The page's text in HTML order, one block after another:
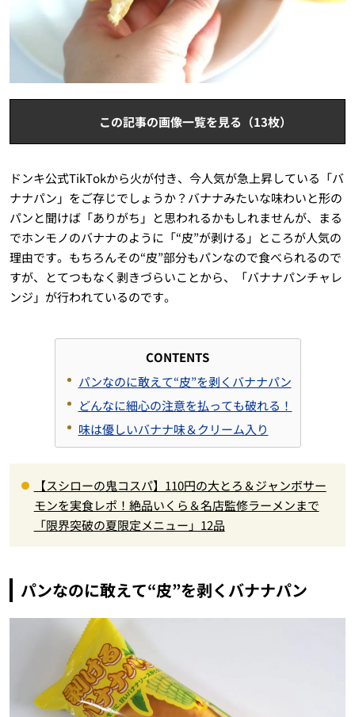
この記事の画像一覧を見る（13枚）
ドンキ公式TikTokから火が付き、今人気が急上昇している「バ
ナナパン」をご存じでしょうか？バナナみたいな味わいと形の
パンと聞けば「ありがち」と思われるかもしれませんが、まる
でホンモノのバナナのように「“皮”が剥ける」ところが人気の
理由です。もちろんその“皮”部分もパンなので食べられるので
すが、とてつもなく剥きづらいことから、「バナナパンチャレ
ンジ」が行われているのです。
CONTENTS
パンなのに敢えて“皮”を剥くバナナパン
どんなに細心の注意を払っても破れる！
味は優しいバナナ味＆クリーム入り
【スシローの鬼コスパ】110円の大とろ＆ジャンボサー
モンを実食レポ！絶品いくら＆名店監修ラーメンまで
「限界突破の夏限定メニュー」12品
パンなのに敢えて“皮”を剥くバナナパン